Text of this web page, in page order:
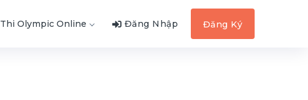
Thi Olympic Online Đăng Nhập Đăng Ký